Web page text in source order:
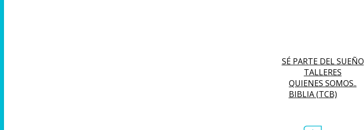
SÉ PARTE DEL SUEÑO
TALLERES
QUIENES SOMOS..
BIBLIA (TCB)